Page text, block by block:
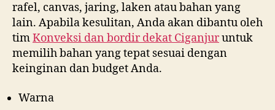
rafel, canvas, jaring, laken atau bahan yang
lain. Apabila kesulitan, Anda akan dibantu oleh
timKonveksi dan bordir dekat Ciganjuruntuk
memilih bahan yang tepat sesuai dengan
keinginan dan budget Anda.
Warna